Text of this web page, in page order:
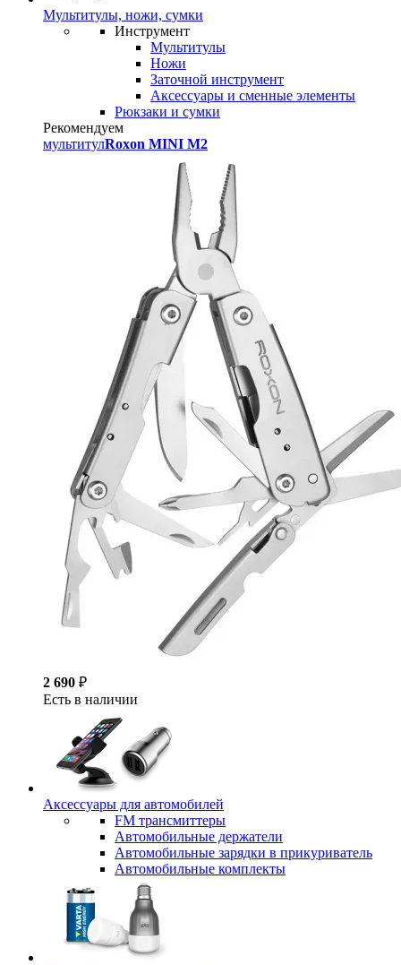
Мультитулы, ножи, сумки
Инструмент
Мультитулы
Ножи
Заточной инструмент
Аксессуары и сменные элементы
Рюкзаки и сумки
Рекомендуем
мультитулRoxon MINI M2
2 690 ₽
Есть в наличии
Аксессуары для автомобилей
FM трансмиттеры
Автомобильные держатели
Автомобильные зарядки в прикуриватель
Автомобильные комплекты